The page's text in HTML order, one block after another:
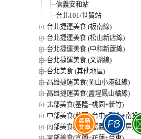
信義安和站
台北101/世貿站
台北捷運美食 (板南線)
台北捷運美食 (松山新店線)
台北捷運美食 (中和新蘆線)
台北捷運美食 (文湖線)
台北美食 (其他地區)
高雄捷運美食(岡山小港紅線)
高雄捷運美食(鹽埕鳳山橘線)
北部美食(基隆+桃園+新竹)
中部美食(苗栗+台中+彰化+南投)
南部美食(雲林+嘉義+台南+屏東)